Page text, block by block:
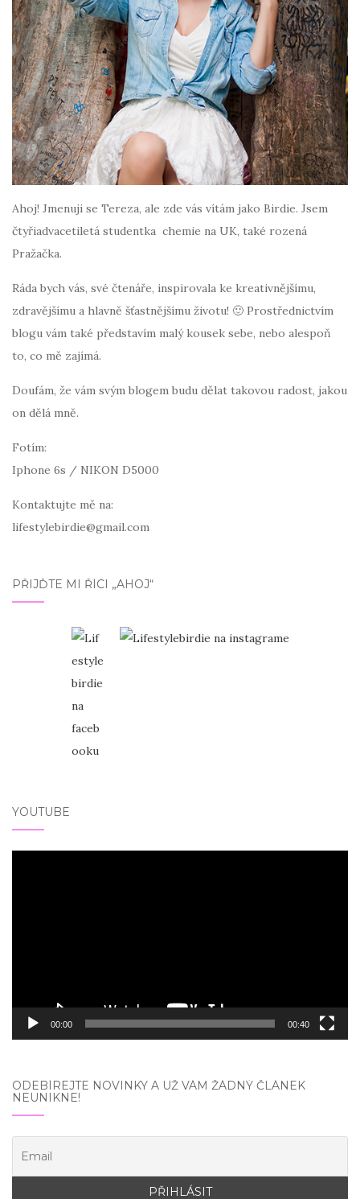
Ahoj! Jmenuji se Tereza, ale zde vás vítám jako Birdie. Jsem
čtyřiadvacetiletá studentka chemie na UK, také rozená
Pražačka.
Ráda bych vás, své čtenáře, inspirovala ke kreativnějšímu,
zdravějšímu a hlavně šťastnějšímu životu! 🙂 Prostřednictvím
blogu vám také představím malý kousek sebe, nebo alespoň
to, co mě zajímá.
Doufám, že vám svým blogem budu dělat takovou radost, jakou
on dělá mně.
Fotím:
Iphone 6s / NIKON D5000
Kontaktujte mě na:
lifestylebirdie@gmail.com
PŘIJĎTE MI ŘÍCI „AHOJ“
YOUTUBE
00:00 00:40
ODEBÍREJTE NOVINKY A UŽ VÁM ŽÁDNÝ ČLÁNEK
NEUNIKNE!